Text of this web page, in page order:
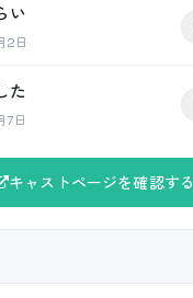
い
2日
た
7日
キャストページを確認する